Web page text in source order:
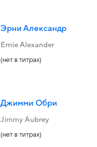
Эрни Александр
Ernie Alexander
(нет в титрах)
Джимми Обри
Jimmy Aubrey
(нет в титрах)